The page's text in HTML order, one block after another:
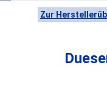
Zur